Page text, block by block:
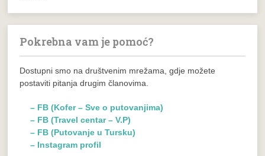
Pokrebna vam je pomoć?
Dostupni smo na društvenim mrežama, gdje možete
postaviti pitanja drugim članovima.
– FB (Kofer – Sve o putovanjima)
– FB (Travel centar – V.P)
– FB (Putovanje u Tursku)
– Instagram profil